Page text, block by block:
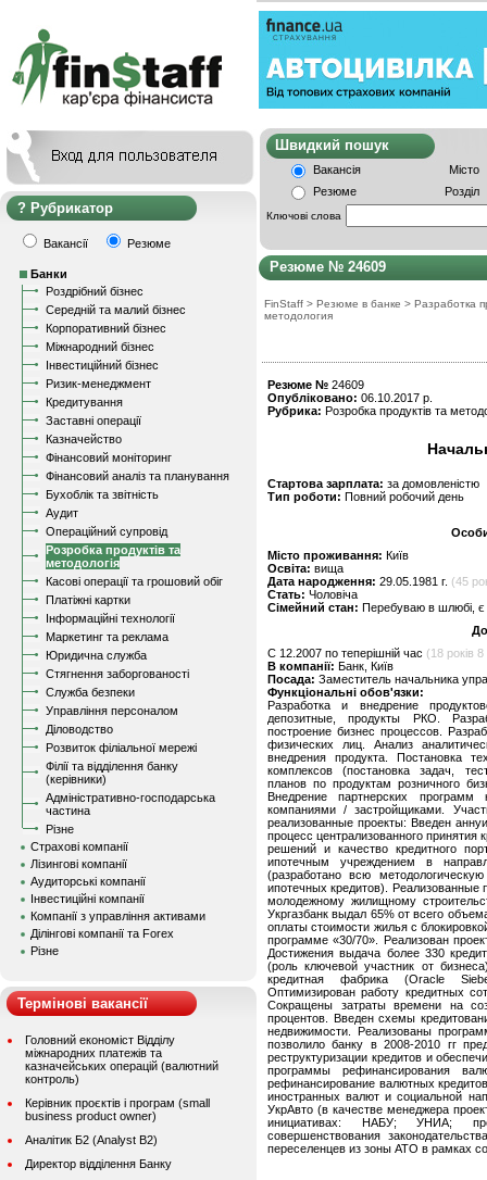
Рубрикатор
Вакансії Резюме
Банки
Роздрібний бізнес
Середній та малий бізнес
Корпоративний бізнес
Міжнародний бізнес
Інвестиційний бізнес
Ризик-менеджмент
Кредитування
Заставні операції
Казначейство
Фінансовий моніторинг
Фінансовий аналіз та планування
Бухоблік та звітність
Аудит
Операційний супровід
Розробка продуктів та
методологія
Касові операції та грошовий обіг
Платіжні картки
Інформаційні технології
Маркетинг та реклама
Юридична служба
Стягнення заборгованості
Служба безпеки
Управління персоналом
Діловодство
Розвиток філіальної мережі
Філії та відділення банку
(керівники)
Адміністративно-господарська
частина
Різне
Страхові компанії
Лізингові компанії
Аудиторські компанії
Інвестиційні компанії
Компанії з управління активами
Ділінгові компанії та Forex
Різне
Термінові вакансії
Головний економіст Відділу
міжнародних платежів та
казначейських операцій (валютний
контроль)
Керівник проєктів і програм (small
business product owner)
Аналітик Б2 (Analyst B2)
Директор відділення Банку
Швидкий
Вакансія
Місто
Резюме
Розділ
Ключові слова
Резюме № 24609
FinStaff > Резюме в банке > Разработка
методология
Резюме № 24609
Опубліковано: 06.10.2017 р.
Рубрика: Розробка продуктів та
Стартова зарплата: за домовленістю
Тип роботи: Повний робочий день
Місто проживання: Київ
Освіта: вища
Дата народження: 29.05.1981 г. (45
Стать: Чоловіча
Сімейний стан: Перебуваю в шлюбі, є
C 12.2007 по теперішній час (18 років 8
В компанії: Банк, Київ
Посада: Заместитель начальника
Функціональні обов'язки:
Разработка и внедрение
депозитные, продукты РКО.
построение бизнес процессов.
физических лиц. Анализ
внедрения продукта. Постановка
комплексов (постановка задач,
планов по продуктам розничного
Внедрение партнерских
компаниями / застройщиками.
реализованные проекты: Введен
процесс централизованного
решений и качество кредитного
ипотечным учреждением в
(разработано всю
ипотечных кредитов).
молодежному жилищному
Укргазбанк выдал 65% от всего
оплаты стоимости жилья с
программе «30/70». Реализован
Достижения выдача более 330
(роль ключевой участник от
кредитная фабрика (Oracle
Оптимизирован работу кредитных
Сокращены затраты времени на
процентов. Введен схемы
недвижимости. Реализованы
позволило банку в 2008-2010 гг
реструктуризации кредитов и
программы рефинансирования
рефинансирование валютных
иностранных валют и социальной
УкрАвто (в качестве менеджера
инициативах: НАБУ; УНИА;
совершенствования
переселенцев из зоны АТО в рамках